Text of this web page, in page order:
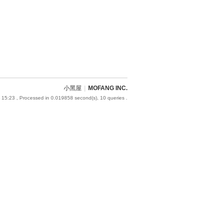
小黑屋 MOFANG INC.
15:23 , Processed in 0.019858 second(s), 10 queries .